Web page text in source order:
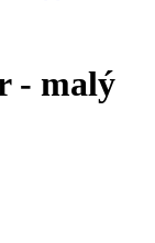
- malý